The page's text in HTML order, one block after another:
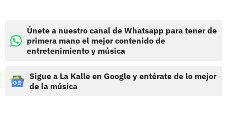
Únete a nuestro canal de Whatsapp para tener de
primera mano el mejor contenido de
entretenimiento y música
Sigue a La Kalle en Google y entérate de lo mejor
de la música